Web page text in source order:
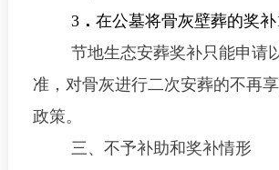
3 ．在公墓将骨灰壁葬的奖补
节地生态安葬奖补只能申请
准，对骨灰进行二次安葬的不再
政策。
三、不予补助和奖补情形